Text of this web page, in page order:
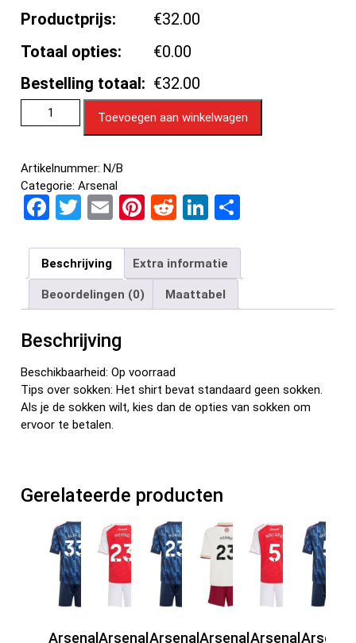
Productprijs:
€32.00
Totaal opties:
€0.00
Bestelling totaal: €32.00
Toevoegen aan winkelwagen
Artikelnummer: N/B
Categorie:Arsenal
F
ce
b
o
o
k
T
tt
er
E
ail
Pi
er
es
t
R
d
di
t
Li
ke
dI
n
e
n
Beschrijving Extra informatie
Beoordelingen (0) Maattabel
Beschrijving
Beschikbaarheid: Op voorraad
Tips over sokken: Het shirt bevat standaard geen sokken.
Als je de sokken wilt, kies dan de opties van sokken om
ervoor te betalen.
Gerelateerde producten
Arsenal Arsenal Arsenal Arsenal Arsenal Arsenal